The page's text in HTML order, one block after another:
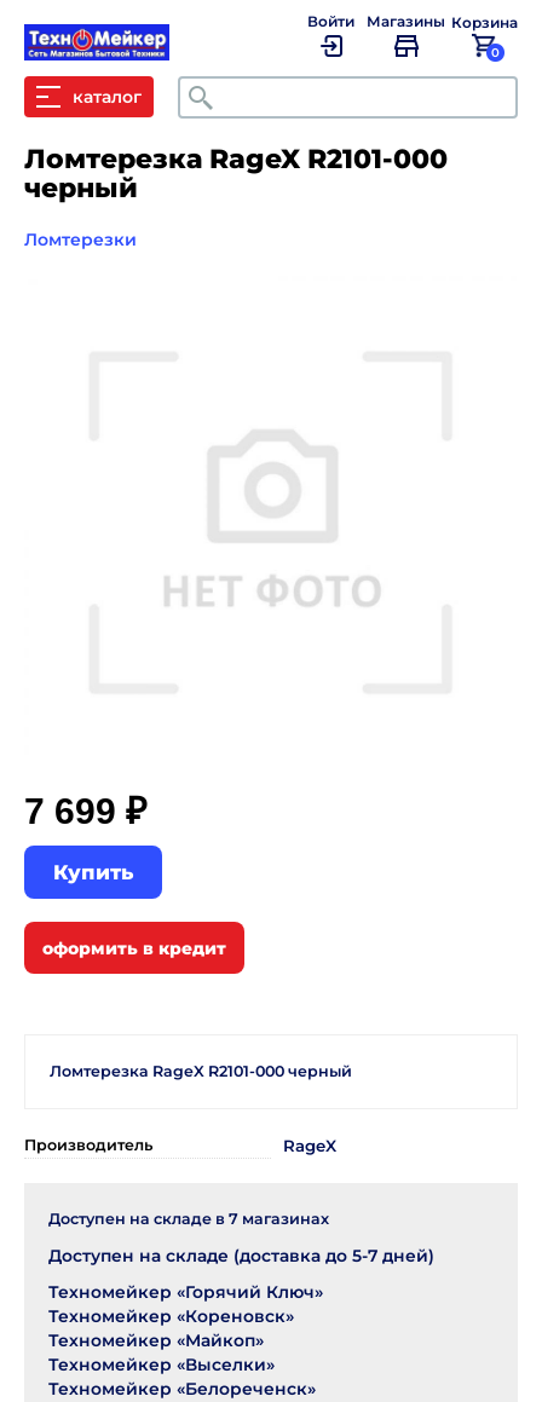
каталог Поиск
Войти Магазины Корзина
0
Ломтерезка RageX R2101-000
черный
Ломтерезки
7 699 ₽
Купить
Ломтерезка RageX R2101-000 черный
Производитель RageX
Доступен на складе в 7 магазинах
Доступен на складе (доставка до 5-7 дней)
Техномейкер «Горячий Ключ»
Техномейкер «Кореновск»
Техномейкер «Майкоп»
Техномейкер «Выселки»
Техномейкер «Белореченск»